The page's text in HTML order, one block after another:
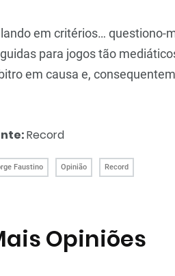
em critérios… questiono-
para jogos tão
em causa e,
Record
Faustino Opinião Record
Opiniões